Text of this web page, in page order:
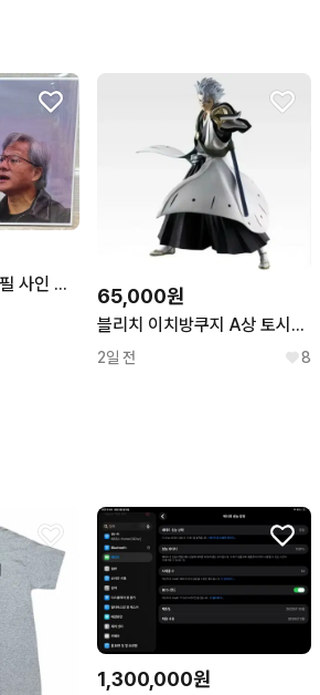
엔비디아 젠슨황 친필 사인 싸인 판매
65,000원
블리치 이치방쿠지 A상 토시로 미개봉 새상품
2일 전 8
1,300,000원